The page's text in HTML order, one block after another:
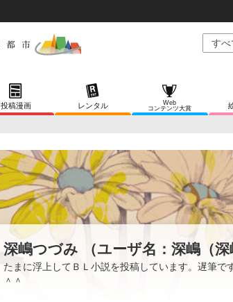
投稿漫画 レンタル
Web
コンテンツ大賞
深嶋つづみ （ユーザ名：深嶋（深
たまに浮上してＢＬ小説を投稿しています。遅筆で
＾＾